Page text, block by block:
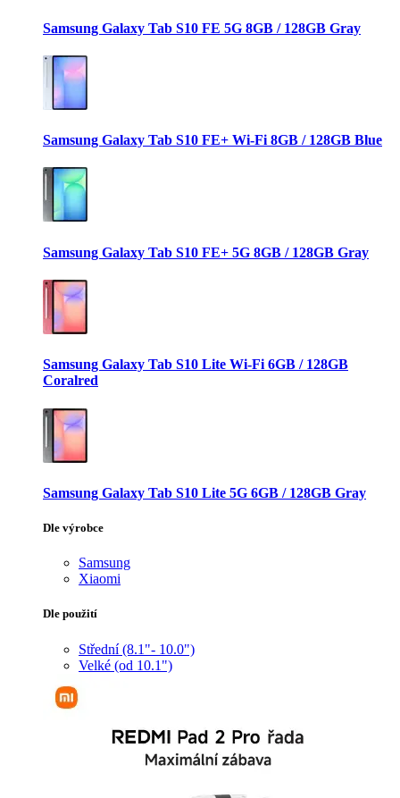
Samsung Galaxy Tab S10 FE 5G 8GB / 128GB Gray
Samsung Galaxy Tab S10 FE+ Wi-Fi 8GB / 128GB Blue
Samsung Galaxy Tab S10 FE+ 5G 8GB / 128GB Gray
Samsung Galaxy Tab S10 Lite Wi-Fi 6GB / 128GB
Coralred
Samsung Galaxy Tab S10 Lite 5G 6GB / 128GB Gray
Dle výrobce
Samsung
Xiaomi
Dle použití
Střední (8.1"- 10.0")
Velké (od 10.1")